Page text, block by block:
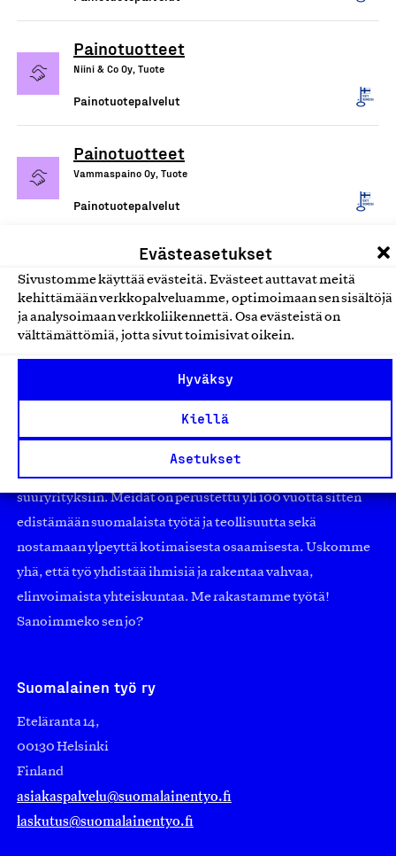
Evästeasetukset
Sivustomme käyttää evästeitä. Evästeet auttavat meitä
kehittämään verkkopalveluamme, optimoimaan sen sisältöjä
ja analysoimaan verkkoliikennettä. Osa evästeistä on
välttämättömiä, jotta sivut toimisivat oikein.
Hyväksy
Kiellä
Asetukset
Painotuotteet
Niini & Co Oy, Tuote
Painotuotepalvelut
Painotuotteet
Vammaspaino Oy, Tuote
Painotuotepalvelut
Olemme jäsentemme omistama puolueeton,
työmarkkinajärjestöistä riippumaton yhdistys.
suuryrityksiin. Meidät on perustettu yli 100 vuotta sitten
edistämään suomalaista työtä ja teollisuutta sekä
nostamaan ylpeyttä kotimaisesta osaamisesta. Uskomme
yhä, että työ yhdistää ihmisiä ja rakentaa vahvaa,
elinvoimaista yhteiskuntaa. Me rakastamme työtä!
Sanoimmeko sen jo?
Suomalainen työ ry
Eteläranta 14,
00130 Helsinki
Finland
asiakaspalvelu@suomalainentyo.fi
laskutus@suomalainentyo.fi